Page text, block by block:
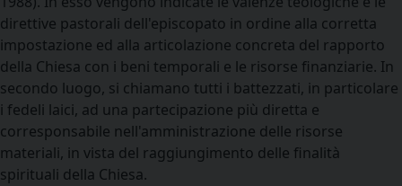
direttive pastorali dell'episcopato in ordine alla corretta
impostazione ed alla articolazione concreta del rapporto
della Chiesa con i beni temporali e le risorse finanziarie. In
secondo luogo, si chiamano tutti i battezzati, in particolare
i fedeli laici, ad una partecipazione più diretta e
corresponsabile nell'amministrazione delle risorse
materiali, in vista del raggiungimento delle finalità
spirituali della Chiesa.